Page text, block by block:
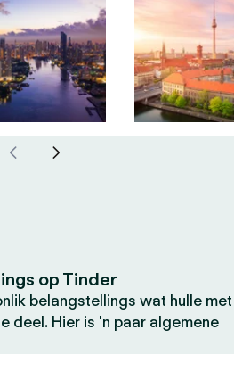
op Tinder
belangstellings wat hulle met
deel. Hier is 'n paar algemene